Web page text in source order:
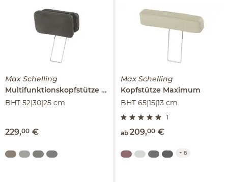
Max Schelling
Multifunktionskopfstütze
Maximum Plus
BHT 52|30|25 cm
229,00 €
Max Schelling
Kopfstütze Maximum
BHT 65|15|13 cm
1
ab 209,00 €
+ 8